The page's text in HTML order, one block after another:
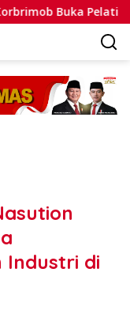
Buka Pelatihan
Industri di